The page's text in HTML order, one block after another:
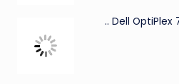
سعر ومواصفات كمبيوتر Dell OptiPlex 7060 ..